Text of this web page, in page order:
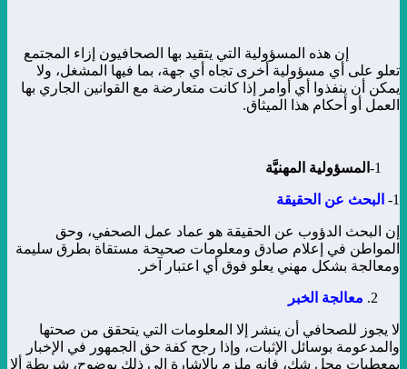
إن هذه المسؤولية التي يتقيد بها الصحافيون إزاء المجتمع
تعلو على أي مسؤولية أخرى تجاه أي جهة، بما فيها المشغل، ولا
يمكن أن ينفذوا أي أوامر إذا كانت متعارضة مع القوانين الجاري بها
العمل أو أحكام هذا الميثاق.
المسؤولية المهنيَّة
1- البحث عن الحقيقة
إن البحث الدؤوب عن الحقيقة هو عماد عمل الصحفي، وحق
المواطن في إعلام صادق ومعلومات صحيحة مستقاة بطرق سليمة
ومعالجة بشكل مهني يعلو فوق أي اعتبار آخر.
معالجة الخبر
لا يجوز للصحافي أن ينشر إلا المعلومات التي يتحقق من صحتها
والمدعومة بوسائل الإثبات، وإذا رجح كفة حق الجمهور في الإخبار
بمعطيات محل شك، فإنه ملزم بالإشارة إلى ذلك بوضوح، شريطة ألا